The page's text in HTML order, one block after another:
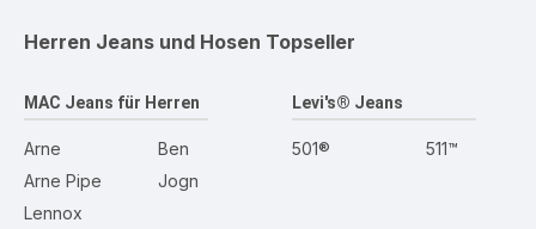
Herren Jeans und Hosen Topseller
MAC Jeans für Herren
Arne
Arne Pipe
Lennox
Ben
Jogn
Levi's® Jeans
501® 511™